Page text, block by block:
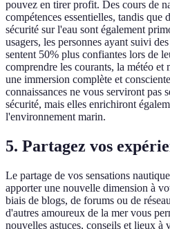
pouvez en tirer profit. Des cours de
compétences essentielles, tandis que
sécurité sur l'eau sont également
usagers, les personnes ayant suivi
sentent 50% plus confiantes lors de
comprendre les courants, la météo et
une immersion complète et
connaissances ne vous serviront pas
sécurité, mais elles enrichiront
l'environnement marin.
5. Partagez vos
Le partage de vos sensations
apporter une nouvelle dimension à
biais de blogs, de forums ou de
d'autres amoureux de la mer vous
nouvelles astuces, conseils et lieux à